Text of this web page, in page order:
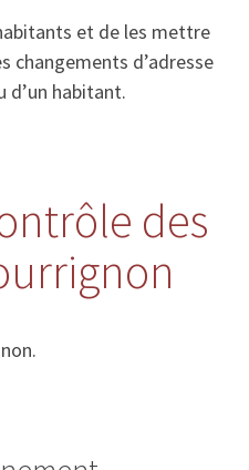
et de les mettre
changements d’adresse
d’un habitant.
des